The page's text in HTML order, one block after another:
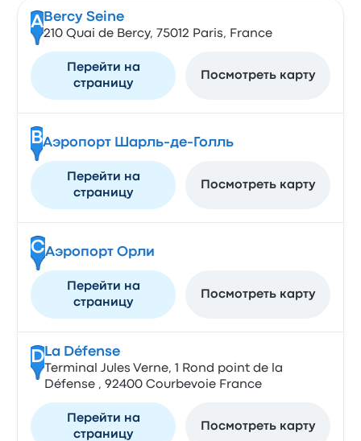
A Bercy Seine
210 Quai de Bercy, 75012 Paris, France
Перейти на
страницу
Посмотреть карту
BАэропорт Шарль-де-Голль
Перейти на
страницу
Посмотреть карту
CАэропорт Орли
Перейти на
страницу
Посмотреть карту
DLa Défense
Terminal Jules Verne, 1 Rond point de la
Défense , 92400 Courbevoie France
Перейти на
страницу
Посмотреть карту